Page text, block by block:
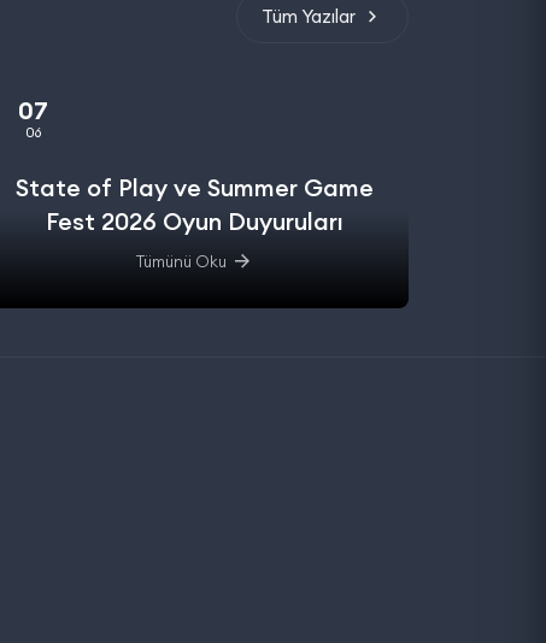
Tüm Yazılar
07
06
State of Play ve Summer Game
Fest 2026 Oyun Duyuruları
Tümünü Oku